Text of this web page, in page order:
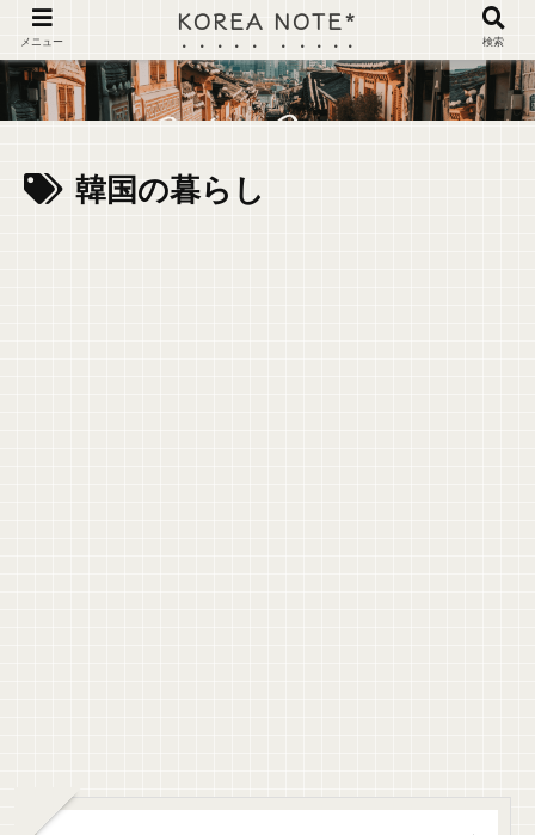
韓国の暮らし
メニュー
KOREA NOTE*
検索